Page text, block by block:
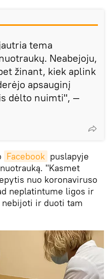
tema
Neabejoju,
žinant, kiek aplink
apsauginį
dėlto nuimti", —
Facebook puslapyje
"Kasmet
nuo koronaviruso
neplatintume ligos ir
nebijoti ir duoti tam